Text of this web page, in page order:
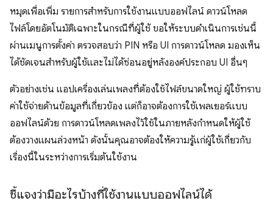
หมุดเพื่อเพิ่ม รายการสำหรับการใช้งานแบบออฟไลน์ ดาวน์โหลด
ไฟล์โดยอัตโนมัติเฉพาะในกรณีที่ผู้ใช้ ขอให้ระบบดำเนินการเช่นนี้
ผ่านเมนูการตั้งค่า ตรวจสอบว่า PIN หรือ UI การดาวน์โหลด มองเห็น
ได้ชัดเจนสำหรับผู้ใช้และไม่ได้ซ่อนอยู่หลังองค์ประกอบ UI อื่นๆ
ตัวอย่างเช่น แอปเครื่องเล่นเพลงที่ต้องใช้ไฟล์ขนาดใหญ่ ผู้ใช้ทราบ
ค่าใช้จ่ายด้านข้อมูลที่เกี่ยวข้อง แต่ก็อาจต้องการใช้เพลเยอร์แบบ
ออฟไลน์ด้วย การดาวน์โหลดเพลงไว้ใช้ในภายหลังกำหนดให้ผู้ใช้
ต้องวางแผนล่วงหน้า ดังนั้นคุณอาจต้องให้ความรู้แก่ผู้ใช้เกี่ยวกับ
เรื่องนี้ในระหว่างการเริ่มต้นใช้งาน
ชี้แจงว่ามีอะไรบ้างที่ใช้งานแบบออฟไลน์ได้